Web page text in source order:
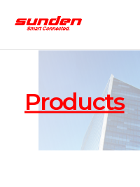
Products